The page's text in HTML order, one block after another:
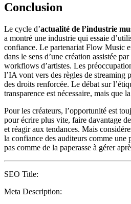
Conclusion
Le cycle d’actualité de l’industrie
a montré une industrie qui essaie
confiance. Le partenariat Flow Music
dans le sens d’une création assistée
workflows d’artistes. Les
l’IA vont vers des règles de streaming
des droits renforcée. Le débat sur
transparence est nécessaire, mais que
Pour les créateurs, l’opportunité est
pour écrire plus vite, faire davantage
et réagir aux tendances. Mais
la confiance des auditeurs comme une
pas comme de la paperasse à gérer
SEO Title:
Meta Description: